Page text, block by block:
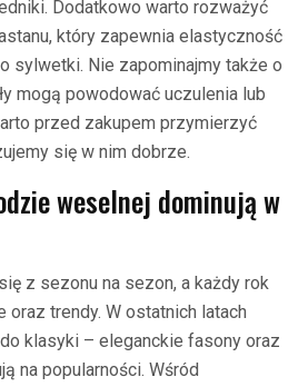
Dodatkowo warto rozważyć
który zapewnia elastyczność
sylwetki. Nie zapominajmy także o
mogą powodować uczulenia lub
przed zakupem przymierzyć
się w nim dobrze.
weselnej dominują w
z sezonu na sezon, a każdy rok
trendy. W ostatnich latach
klasyki – eleganckie fasony oraz
na popularności. Wśród